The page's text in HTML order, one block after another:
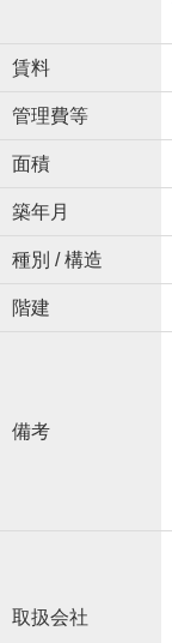
賃料
管理費等
面積
築年月
種別 / 構造
階建
備考
取扱会社